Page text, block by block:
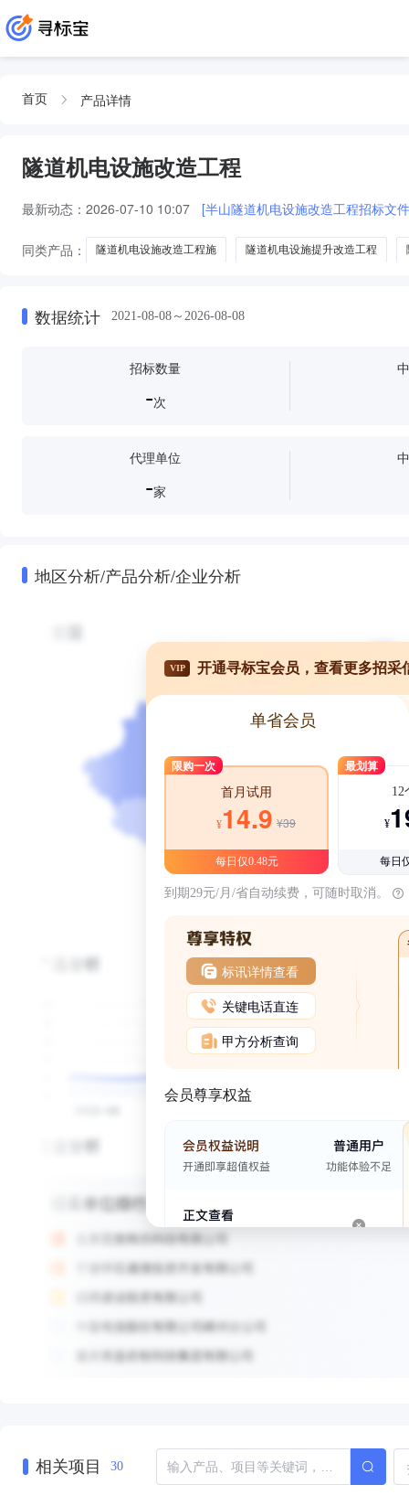
首页 产品详情
隧道机电设施改造工程
最新动态： 2026-07-10 10:07 [半山隧道机电设施改造工程招标文
同类产品： 隧道机电设施改造工程施 隧道机电设施提升改造工程
数据统计 2021-08-08～2026-08-08
招标数量
-次
代理单位
-家
地区分析/产品分析/企业分析
VIP 开通寻标宝会员，查看更多招采
单省会员
限购一次
首月试用
¥14.9 ¥39
每日仅0.48元
最划算
12
¥
每日
到期29元/月/省自动续费，可随时取消。
标讯详情查看
关键电话直连
甲方分析查询
会员尊享权益
相关项目 30